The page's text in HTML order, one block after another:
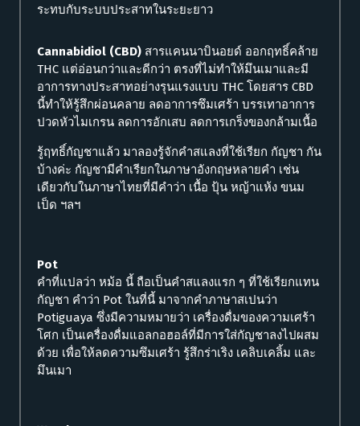
ระทบกับระบบประสาทในระยะยาว
Cannabidiol (CBD) สารแคนนาบินอยด์ ออกฤทธิ์คล้าย
THC แต่อ่อนกว่าและดีกว่า ตรงที่ไม่ทำให้มึนเมาและมี
อาการทางประสาทอย่างรุนแรงแบบ THC โดยสาร CBD
นี้ทำให้รู้สึกผ่อนคลาย ลดอาการซึมเศร้า บรรเทาอาการ
ปวดหัวไมเกรน ลดการอักเสบ ลดการเกร็งของกล้ามเนื้อ
รู้ฤทธิ์กัญชาแล้ว มาลองรู้จักคำสแลงที่ใช้เรียก กัญชา กัน
บ้างค่ะ กัญชามีคำเรียกในภาษาอังกฤษหลายคำ เช่น
เดียวกับในภาษาไทยที่มีคำว่า เนื้อ ปุ้น หญ้าแห้ง ขนม
เป็ด ฯลฯ
Pot
คำที่แปลว่า หม้อ นี้ ถือเป็นคำสแลงแรก ๆ ที่ใช้เรียกแทน
กัญชา คำว่า Pot ในที่นี้ มาจากคำภาษาสเปนว่า
Potiguaya ซึ่งมีความหมายว่า เครื่องดื่มของความเศร้า
โศก เป็นเครื่องดื่มแอลกอฮอล์ที่มีการใส่กัญชาลงไปผสม
ด้วย เพื่อให้ลดความซึมเศร้า รู้สึกร่าเริง เคลิบเคลิ้ม และ
มึนเมา